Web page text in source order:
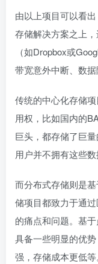
由以上项目可以看
存储解决方案之上
（如Dropbox或
带宽意外中断、数据
传统的中心化存储
用权，比如国内的
巨头，都存储了巨
用户并不拥有这些数
而分布式存储则是
储项目都致力于通
的痛点和问题。基
具备一些明显的优
强，存储成本更低等